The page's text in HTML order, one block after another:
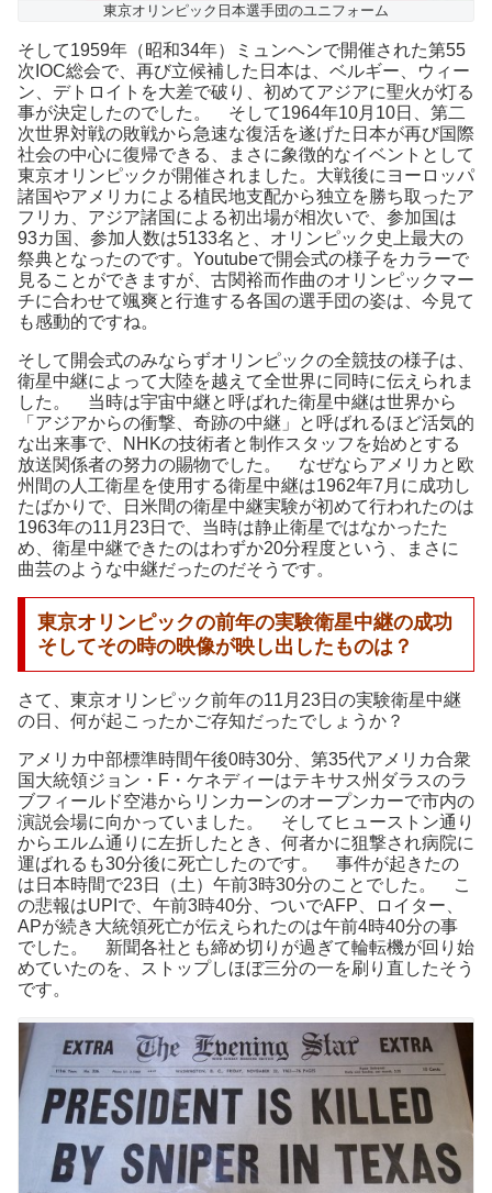
東京オリンピック日本選手団のユニフォーム
そして1959年（昭和34年）ミュンヘンで開催された第55
次IOC総会で、再び立候補した日本は、ベルギー、ウィー
ン、デトロイトを大差で破り、初めてアジアに聖火が灯る
事が決定したのでした。 そして1964年10月10日、第二
次世界対戦の敗戦から急速な復活を遂げた日本が再び国際
社会の中心に復帰できる、まさに象徴的なイベントとして
東京オリンピックが開催されました。大戦後にヨーロッパ
諸国やアメリカによる植民地支配から独立を勝ち取ったア
フリカ、アジア諸国による初出場が相次いで、参加国は
93カ国、参加人数は5133名と、オリンピック史上最大の
祭典となったのです。Youtubeで開会式の様子をカラーで
見ることができますが、古関裕而作曲のオリンピックマー
チに合わせて颯爽と行進する各国の選手団の姿は、今見て
も感動的ですね。
そして開会式のみならずオリンピックの全競技の様子は、
衛星中継によって大陸を越えて全世界に同時に伝えられま
した。 当時は宇宙中継と呼ばれた衛星中継は世界から
「アジアからの衝撃、奇跡の中継」と呼ばれるほど活気的
な出来事で、NHKの技術者と制作スタッフを始めとする
放送関係者の努力の賜物でした。 なぜならアメリカと欧
州間の人工衛星を使用する衛星中継は1962年7月に成功し
たばかりで、日米間の衛星中継実験が初めて行われたのは
1963年の11月23日で、当時は静止衛星ではなかったた
め、衛星中継できたのはわずか20分程度という、まさに
曲芸のような中継だったのだそうです。
東京オリンピックの前年の実験衛星中継の成功
そしてその時の映像が映し出したものは？
さて、東京オリンピック前年の11月23日の実験衛星中継
の日、何が起こったかご存知だったでしょうか？
アメリカ中部標準時間午後0時30分、第35代アメリカ合衆
国大統領ジョン・F・ケネディーはテキサス州ダラスのラ
ブフィールド空港からリンカーンのオープンカーで市内の
演説会場に向かっていました。 そしてヒューストン通り
からエルム通りに左折したとき、何者かに狙撃され病院に
運ばれるも30分後に死亡したのです。 事件が起きたの
は日本時間で23日（土）午前3時30分のことでした。 こ
の悲報はUPIで、午前3時40分、ついでAFP、ロイター、
APが続き大統領死亡が伝えられたのは午前4時40分の事
でした。 新聞各社とも締め切りが過ぎて輪転機が回り始
めていたのを、ストップしほぼ三分の一を刷り直したそう
です。